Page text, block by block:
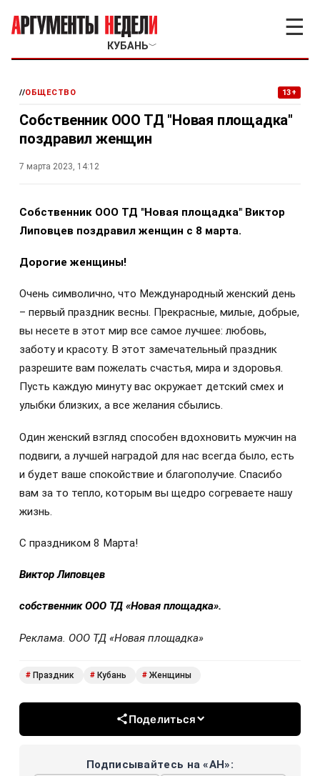
КУБАНЬ﹀
☰
//ОБЩЕСТВО 13+
Собственник ООО ТД "Новая площадка"
поздравил женщин
7 марта 2023, 14:12
Собственник ООО ТД "Новая площадка" Виктор
Липовцев поздравил женщин с 8 марта.
Дорогие женщины!
Очень символично, что Международный женский день
– первый праздник весны. Прекрасные, милые, добрые,
вы несете в этот мир все самое лучшее: любовь,
заботу и красоту. В этот замечательный праздник
разрешите вам пожелать счастья, мира и здоровья.
Пусть каждую минуту вас окружает детский смех и
улыбки близких, а все желания сбылись.
Один женский взгляд способен вдохновить мужчин на
подвиги, а лучшей наградой для нас всегда было, есть
и будет ваше спокойствие и благополучие. Спасибо
вам за то тепло, которым вы щедро согреваете нашу
жизнь.
С праздником 8 Марта!
Виктор Липовцев
собственник ООО ТД «Новая площадка».
Реклама. ООО ТД «Новая площадка»
# Праздник # Кубань # Женщины
Поделиться
Подписывайтесь на «АН»: